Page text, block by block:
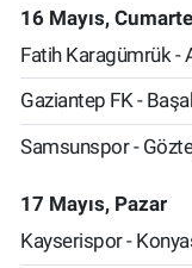
16 Mayıs,
Fatih Karagümrük -
Gaziantep FK -
Samsunspor -
17 Mayıs, Pazar
Kayserispor -